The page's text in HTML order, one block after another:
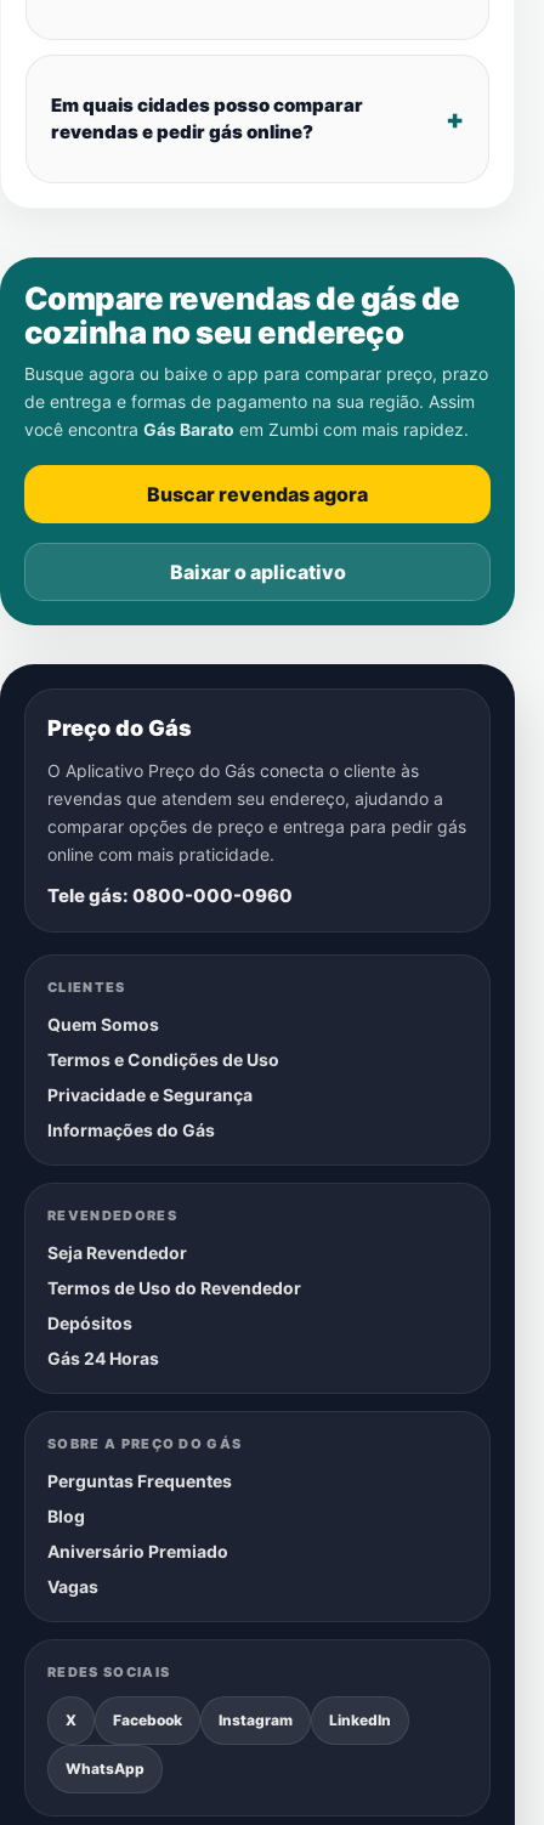
Em quais cidades posso comparar
revendas e pedir gás online?
Compare revendas de gás de
cozinha no seu endereço
Busque agora ou baixe o app para comparar preço, prazo
de entrega e formas de pagamento na sua região. Assim
você encontra Gás Barato em Zumbi com mais rapidez.
Buscar revendas agora
Baixar o aplicativo
Preço do Gás
O Aplicativo Preço do Gás conecta o cliente às
revendas que atendem seu endereço, ajudando a
comparar opções de preço e entrega para pedir gás
online com mais praticidade.
Tele gás: 0800-000-0960
CLIENTES
Quem Somos
Termos e Condições de Uso
Privacidade e Segurança
Informações do Gás
REVENDEDORES
Seja Revendedor
Termos de Uso do Revendedor
Depósitos
Gás 24 Horas
SOBRE A PREÇO DO GÁS
Perguntas Frequentes
Blog
Aniversário Premiado
Vagas
REDES SOCIAIS
X Facebook Instagram LinkedIn
WhatsApp